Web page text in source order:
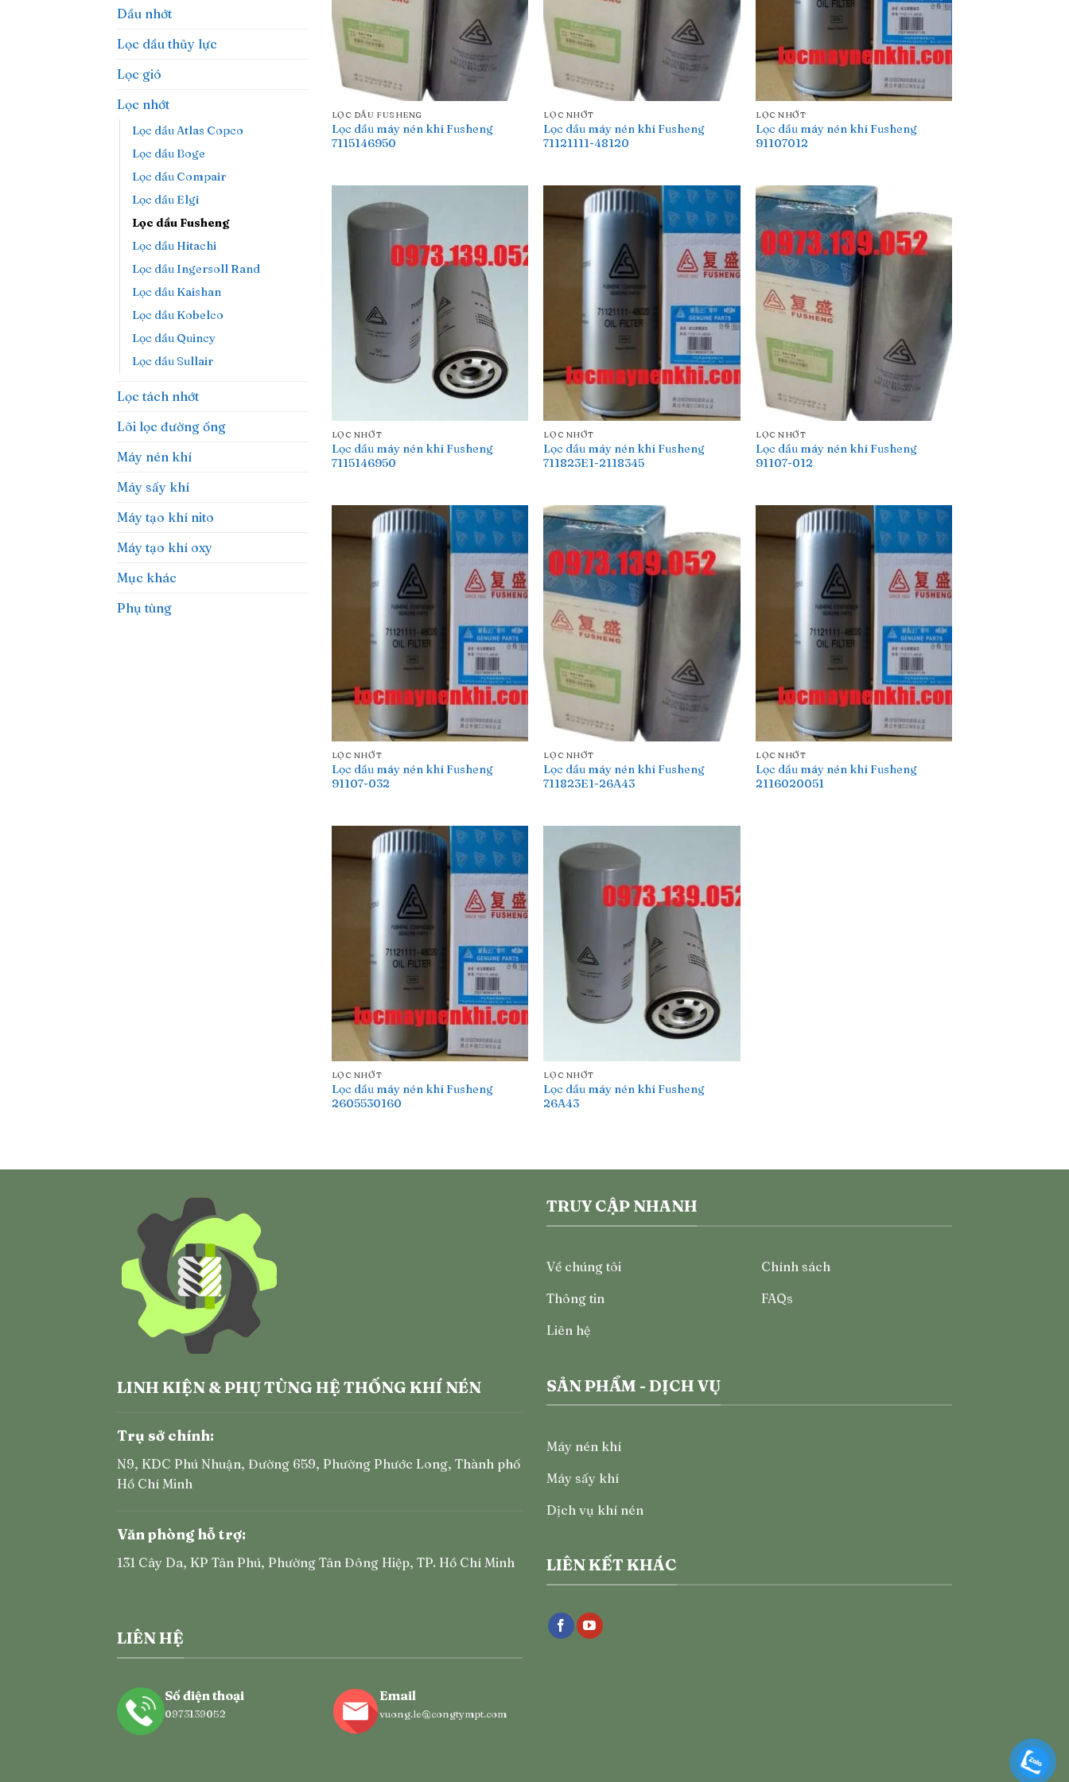
Dầu nhớt
Lọc dầu thủy lực
Lọc gió
Lọc nhớt
Lọc dầu Atlas Copco
Lọc dầu Boge
Lọc dầu Compair
Lọc dầu Elgi
Lọc dầu Fusheng
Lọc dầu Hitachi
Lọc dầu Ingersoll Rand
Lọc dầu Kaishan
Lọc dầu Kobelco
Lọc dầu Quincy
Lọc dầu Sullair
Lọc tách nhớt
Lõi lọc đường ống
Máy nén khí
Máy sấy khí
Máy tạo khí nito
Máy tạo khí oxy
Mục khác
Phụ tùng
LỌC DẦU FUSHENG
Lọc dầu máy nén khí Fusheng
7115146950
LỌC NHỚT
Lọc dầu máy nén khí Fusheng
71121111-48120
LỌC NHỚT
Lọc dầu máy nén khí Fusheng
91107012
LỌC NHỚT
Lọc dầu máy nén khí Fusheng
7115146950
LỌC NHỚT
Lọc dầu máy nén khí Fusheng
711823E1-2118345
LỌC NHỚT
Lọc dầu máy nén khí Fusheng
91107-012
LỌC NHỚT
Lọc dầu máy nén khí Fusheng
91107-032
LỌC NHỚT
Lọc dầu máy nén khí Fusheng
711823E1-26A43
LỌC NHỚT
Lọc dầu máy nén khí Fusheng
2116020051
LỌC NHỚT
Lọc dầu máy nén khí Fusheng
2605530160
LỌC NHỚT
Lọc dầu máy nén khí Fusheng
26A43
LINH KIỆN & PHỤ TÙNG HỆ THỐNG KHÍ NÉN
Trụ sở chính:
N9, KDC Phú Nhuận, Đường 659, Phường Phước Long, Thành phố
Hồ Chí Minh
Văn phòng hỗ trợ:
131 Cây Da, KP Tân Phú, Phường Tân Đông Hiệp, TP. Hồ Chí Minh
LIÊN HỆ
Số điện thoại
0973139052
Email
vuong.le@congtympt.com
TRUY CẬP NHANH
Về chúng tôi
Thông tin
Liên hệ
Chính sách
FAQs
SẢN PHẨM - DỊCH VỤ
Máy nén khí
Máy sấy khí
Dịch vụ khí nén
LIÊN KẾT KHÁC